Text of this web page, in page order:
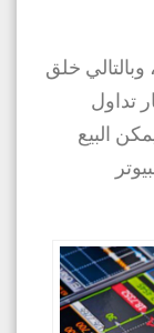
خلق
تداول
البيع